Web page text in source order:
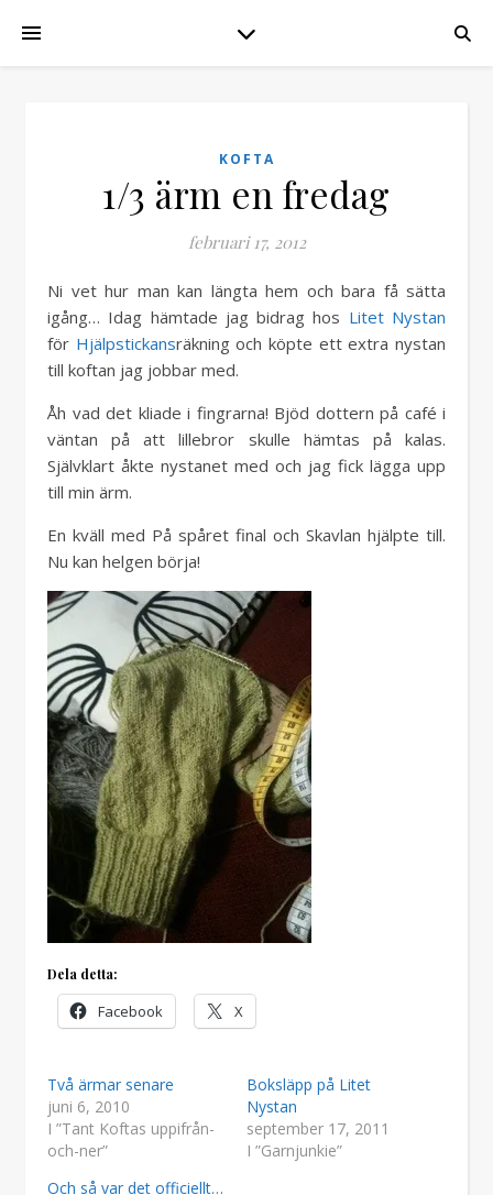
KOFTA
1/3 ärm en fredag
februari 17, 2012
Ni vet hur man kan längta hem och bara få sätta
igång… Idag hämtade jag bidrag hos Litet Nystan
för Hjälpstickansräkning och köpte ett extra nystan
till koftan jag jobbar med.
Åh vad det kliade i fingrarna! Bjöd dottern på café i
väntan på att lillebror skulle hämtas på kalas.
Självklart åkte nystanet med och jag fick lägga upp
till min ärm.
En kväll med På spåret final och Skavlan hjälpte till.
Nu kan helgen börja!
Dela detta:
Facebook X
Två ärmar senare
juni 6, 2010
I ”Tant Koftas uppifrån-
och-ner”
Boksläpp på Litet
Nystan
september 17, 2011
I ”Garnjunkie”
Och så var det officiellt…